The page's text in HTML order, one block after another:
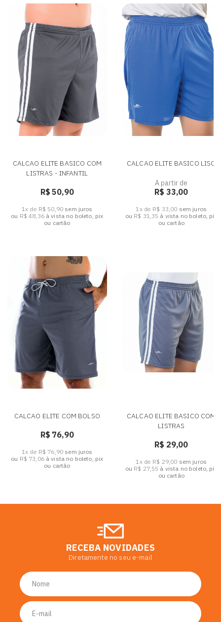
CALCAO ELITE BASICO COM
LISTRAS - INFANTIL
R$ 50,90
1x de R$ 50,90 sem juros
ou R$ 48,36à vista no boleto, pix
ou cartão
CALCAO ELITE BASICO LISO
A partir de
R$ 33,00
1x de R$ 33,00 sem juros
ou R$ 31,35 à vista no boleto, pix
ou cartão
CALCAO ELITE COM BOLSO
R$ 76,90
1x de R$ 76,90 sem juros
ou R$ 73,06à vista no boleto, pix
ou cartão
CALCAO ELITE BASICO COM
LISTRAS
R$ 29,00
1x de R$ 29,00 sem juros
ou R$ 27,55 à vista no boleto, pix
ou cartão
RECEBA NOVIDADES
Diretamente no seu e-mail